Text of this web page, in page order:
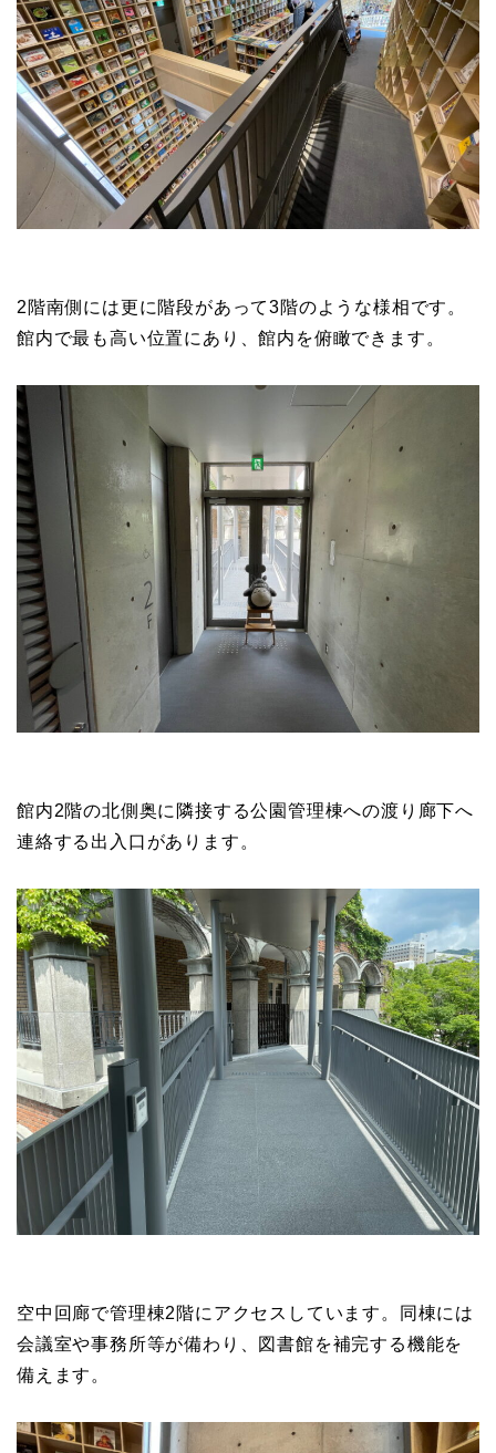
2階南側には更に階段があって3階のような様相です。
館内で最も高い位置にあり、館内を俯瞰できます。
館内2階の北側奥に隣接する公園管理棟への渡り廊下へ
連絡する出入口があります。
空中回廊で管理棟2階にアクセスしています。同棟には
会議室や事務所等が備わり、図書館を補完する機能を
備えます。